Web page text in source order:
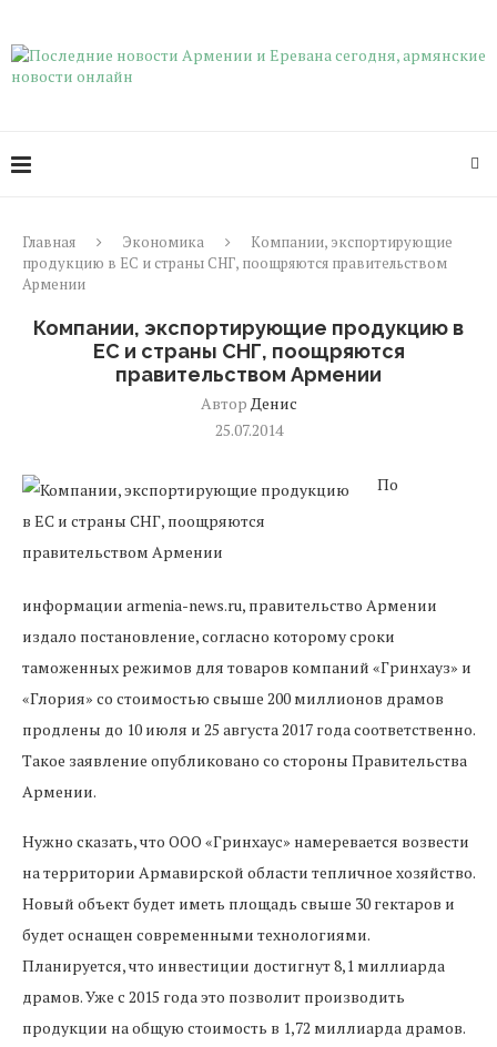
Главная Экономика
Компании, экспортирующие
продукцию в ЕС и страны СНГ, поощряются правительством
Армении
Компании, экспортирующие продукцию в
ЕС и страны СНГ, поощряются
правительством Армении
Автор Денис
25.07.2014
По
информации armenia-news.ru, правительство Армении
издало постановление, согласно которому сроки
таможенных режимов для товаров компаний «Гринхауз» и
«Глория» со стоимостью свыше 200 миллионов драмов
продлены до 10 июля и 25 августа 2017 года соответственно.
Такое заявление опубликовано со стороны Правительства
Армении.
Нужно сказать, что ООО «Гринхаус» намеревается возвести
на территории Армавирской области тепличное хозяйство.
Новый объект будет иметь площадь свыше 30 гектаров и
будет оснащен современными технологиями.
Планируется, что инвестиции достигнут 8,1 миллиарда
драмов. Уже с 2015 года это позволит производить
продукции на общую стоимость в 1,72 миллиарда драмов.